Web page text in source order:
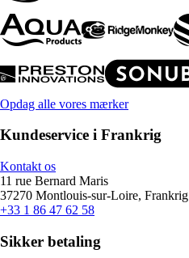
Opdag alle vores mærker
Kundeservice i Frankrig
Kontakt os
11 rue Bernard Maris
37270 Montlouis-sur-Loire, Frankrig
+33 1 86 47 62 58
Sikker betaling